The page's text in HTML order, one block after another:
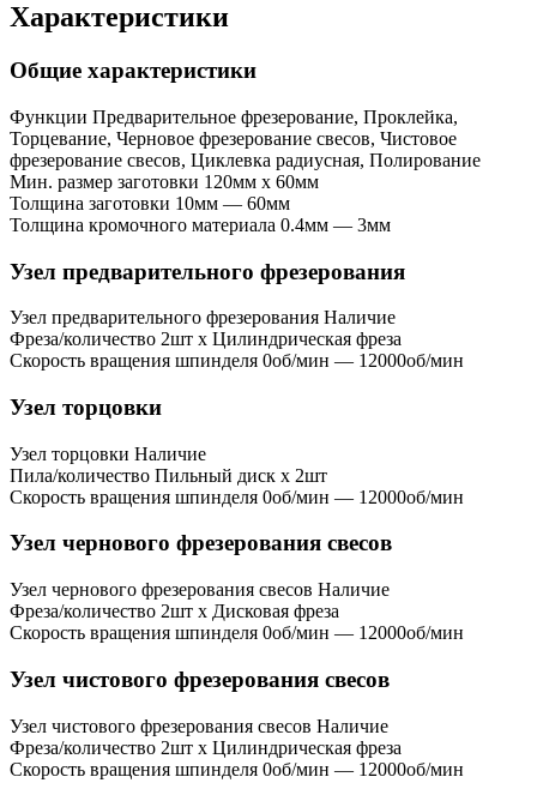
Характеристики
Общие характеристики
Функции Предварительное фрезерование, Проклейка,
Торцевание, Черновое фрезерование свесов, Чистовое
фрезерование свесов, Циклевка радиусная, Полирование
Мин. размер заготовки 120мм x 60мм
Толщина заготовки 10мм — 60мм
Толщина кромочного материала 0.4мм — 3мм
Узел предварительного фрезерования
Узел предварительного фрезерования Наличие
Фреза/количество 2шт x Цилиндрическая фреза
Скорость вращения шпинделя 0об/мин — 12000об/мин
Узел торцовки
Узел торцовки Наличие
Пила/количество Пильный диск x 2шт
Скорость вращения шпинделя 0об/мин — 12000об/мин
Узел чернового фрезерования свесов
Узел чернового фрезерования свесов Наличие
Фреза/количество 2шт x Дисковая фреза
Скорость вращения шпинделя 0об/мин — 12000об/мин
Узел чистового фрезерования свесов
Узел чистового фрезерования свесов Наличие
Фреза/количество 2шт x Цилиндрическая фреза
Скорость вращения шпинделя 0об/мин — 12000об/мин